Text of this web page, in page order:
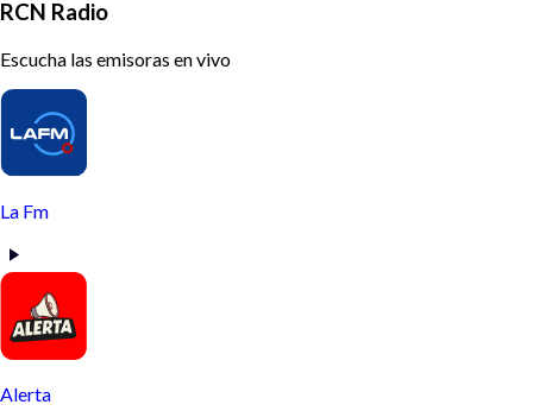
RCN Radio
Escucha las emisoras en vivo
La Fm
Alerta